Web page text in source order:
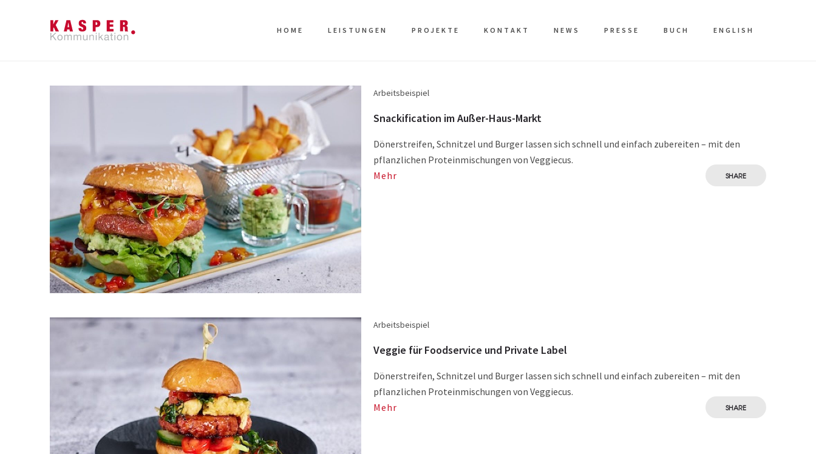
HOME LEISTUNGEN PROJEKTE KONTAKT NEWS PRESSE BUCH ENGLISH
Arbeitsbeispiel
Snackification im Außer-Haus-Markt
Dönerstreifen, Schnitzel und Burger lassen sich schnell und einfach zubereiten – mit den
pflanzlichen Proteinmischungen von Veggiecus.
Mehr
SHARE
Arbeitsbeispiel
Veggie für Foodservice und Private Label
Dönerstreifen, Schnitzel und Burger lassen sich schnell und einfach zubereiten – mit den
pflanzlichen Proteinmischungen von Veggiecus.
Mehr
SHARE